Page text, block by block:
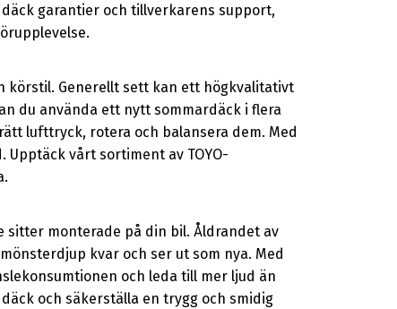
garantier och tillverkarens support,
körstil. Generellt sett kan ett högkvalitativt
du använda ett nytt sommardäck i flera
lufttryck, rotera och balansera dem. Med
vårt sortiment av TOYO-
sitter monterade på din bil. Åldrandet av
kvar och ser ut som nya. Med
och leda till mer ljud än
och säkerställa en trygg och smidig